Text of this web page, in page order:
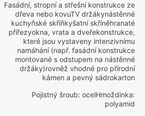
Fasádní, stropní a střešní konstrukce ze
dřeva nebo kovuTV držákynástěnné
kuchyňské skříňkyšatní skříněhranaté
přířezyokna, vrata a dveřekonstrukce,
které jsou vystaveny intenzivnímu
namáhání (např. fasádní konstrukce
montované s odstupem na nástěnné
držáky)rovněž vhodné pro přírodní
kámen a pevný sádrokarton
Pojistný šroub: ocelHmoždinka:
polyamid